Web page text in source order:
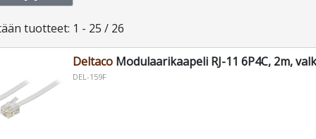
tuotteet: 1 - 25 / 26
DeltacoModulaarikaapeli RJ-11 6P4C, 2m,
DEL-159F